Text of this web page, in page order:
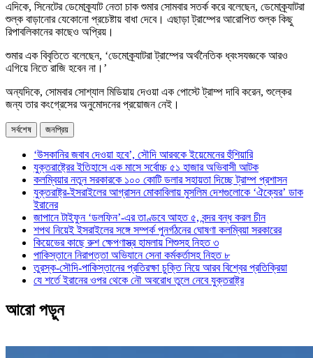
এদিকে, সিনেটের ডেমোক্র্যাট নেতা চাক শুমার সোমবার সতর্ক করে বলেছেন, ডেমোক্র্যাটরা
শুল্ক বাড়ানোর যেকোনো প্রচেষ্টায় বাধা দেবে। এছাড়া ট্রাম্পের আরোপিত শুল্ক কিছু
রিপাবলিকানের কাছেও অপ্রিয়।
শুমার এক বিবৃতিতে বলেছেন, ‘ডেমোক্র্যাটরা ট্রাম্পের অর্থনৈতিক ধ্বংসযজ্ঞকে আরও
এগিয়ে নিতে রাজি হবেন না।’
অন্যদিকে, সোমবার সোশ্যাল মিডিয়ায় দেওয়া এক পোস্টে ট্রাম্প দাবি করেন, শুল্কের
জন্য তার কংগ্রেসের অনুমোদনের প্রয়োজন নেই।
সর্বশেষ জনপ্রিয়
‘উসকানির জবাব দেওয়া হবে’, সৌদি আরবকে ইয়েমেনের হুঁশিয়ারি
যুক্তরাষ্ট্রের ইতিহাসে এক মাসে সর্বোচ্চ ৫১ হাজার অভিবাসী আটক
কলম্বিয়ার নতুন সরকারকে ১০০ কোটি ডলার সহায়তা দিচ্ছে ট্রাম্প প্রশাসন
যুক্তরাষ্ট্র-ইসরাইলের আগ্রাসন মোকাবিলায় মুসলিম দেশগুলোকে ‘ঐক্যের’ ডাক
ইরানের
জাপানে টাইফুন ‘ডলফিন’-এর তাণ্ডবে আহত ৫, বন্দর বন্ধ করল চীন
শপথ নিয়েই ইসরাইলের সঙ্গে সম্পর্ক পুনর্গঠনের ঘোষণা কলম্বিয়া সরকারের
কিয়েভের কাছে রুশ ক্ষেপণাস্ত্র হামলায় শিশুসহ নিহত ৩
পাকিস্তানে নিরাপত্তা অভিযানে সেনা কর্মকর্তাসহ নিহত ৮
তুরস্ক-সৌদি-পাকিস্তানের প্রতিরক্ষা চুক্তি নিয়ে আরব বিশ্বের প্রতিক্রিয়া
যে শর্তে ইরানের ওপর থেকে নৌ অবরোধ তুলে নেবে যুক্তরাষ্ট্র
আরো পড়ুন